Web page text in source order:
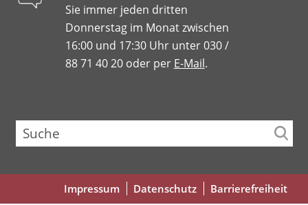
Sie immer jeden dritten
Donnerstag im Monat zwischen
16:00 und 17:30 Uhr unter 030 /
88 71 40 20 oder per E-Mail.
Suche
Fußbereichsmenü
Impressum Datenschutz Barrierefreiheit